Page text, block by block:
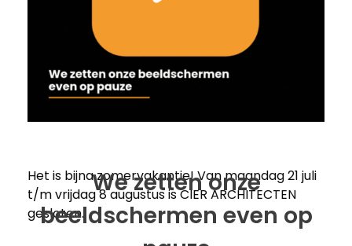
We zetten onze
beeldschermen even op
Het is bijna zomervakantie! Van maandag 21 juli
t/m vrijdag 8 augustus is CIER ARCHITECTEN
gesloten.